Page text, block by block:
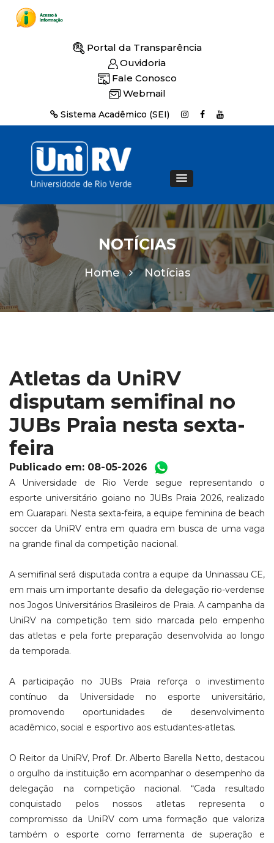
Portal da Transparência
Ouvidoria
Fale Conosco
Webmail
Sistema Acadêmico (SEI)
NOTÍCIAS
Home Notícias
Atletas da UniRV
disputam semifinal no
JUBs Praia nesta sexta-
feira
Publicado em: 08-05-2026
A Universidade de Rio Verde segue representando o
esporte universitário goiano no JUBs Praia 2026, realizado
em Guarapari. Nesta sexta-feira, a equipe feminina de beach
soccer da UniRV entra em quadra em busca de uma vaga
na grande final da competição nacional.
A semifinal será disputada contra a equipe da Uninassau CE,
em mais um importante desafio da delegação rio-verdense
nos Jogos Universitários Brasileiros de Praia. A campanha da
UniRV na competição tem sido marcada pelo empenho
das atletas e pela forte preparação desenvolvida ao longo
da temporada.
A participação no JUBs Praia reforça o investimento
contínuo da Universidade no esporte universitário,
promovendo oportunidades de desenvolvimento
acadêmico, social e esportivo aos estudantes-atletas.
O Reitor da UniRV, Prof. Dr. Alberto Barella Netto, destacou
o orgulho da instituição em acompanhar o desempenho da
delegação na competição nacional. “Cada resultado
conquistado pelos nossos atletas representa o
compromisso da UniRV com uma formação que valoriza
também o esporte como ferramenta de superação e